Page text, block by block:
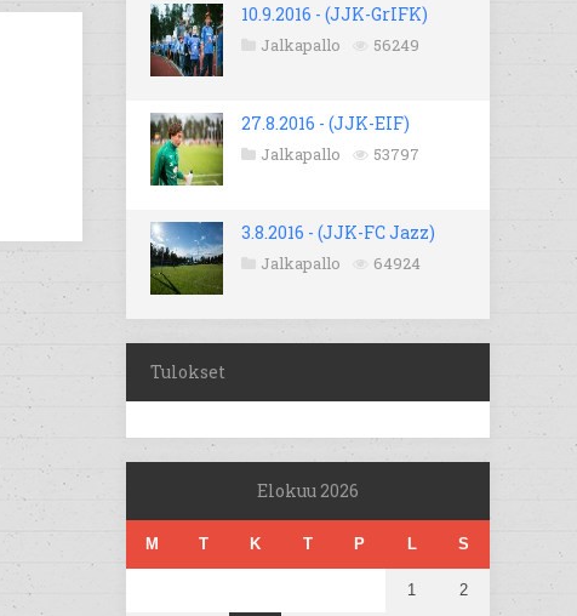
10.9.2016 - (JJK-GrIFK)
Jalkapallo 56249
27.8.2016 - (JJK-EIF)
Jalkapallo 53797
3.8.2016 - (JJK-FC Jazz)
Jalkapallo 64924
Tulokset
Elokuu 2026
M T K T P L S
1 2